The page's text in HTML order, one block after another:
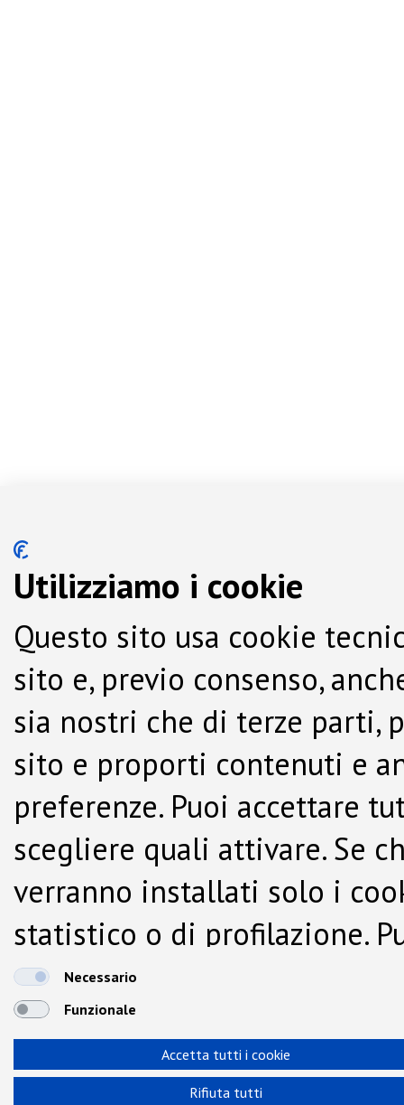
Utilizziamo i cookie
Questo sito usa cookie
sito e, previo consenso,
sia nostri che di terze parti,
sito e proporti contenuti e
preferenze. Puoi accettare
scegliere quali attivare. Se
verranno installati solo i
statistico o di profilazione.
dalla Cookie Policy.
Necessario
Funzionale
Accetta tutti i cookie
Rifiuta tutti